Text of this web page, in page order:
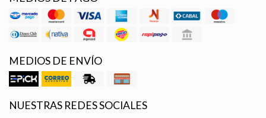
MEDIOS DE ENVÍO
NUESTRAS REDES SOCIALES